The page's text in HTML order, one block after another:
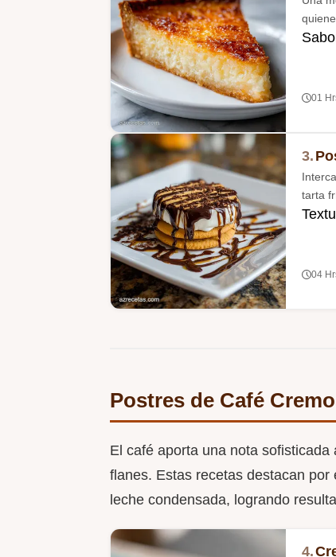
01
3.
tarta
04
Postres de Café
El café aporta una nota
flanes. Estas recetas destacan
leche condensada, logrando
4.